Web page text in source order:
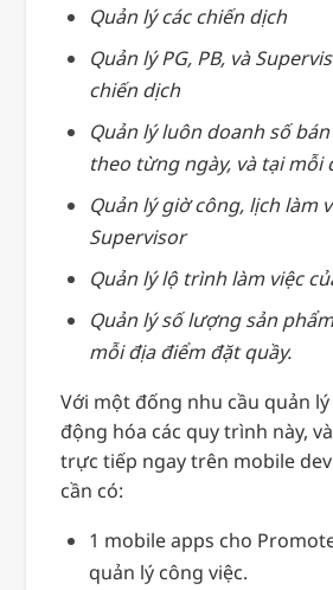
Quản lý các chiến dịch
Quản lý PG, PB, và
chiến dịch
Quản lý luôn doanh số
theo từng ngày, và tại mỗi
Quản lý giờ công, lịch làm
Supervisor
Quản lý lộ trình làm việc
Quản lý số lượng sản
mỗi địa điểm đặt quầy.
Với một đống nhu cầu quản
động hóa các quy trình này,
trực tiếp ngay trên mobile
cần có:
1 mobile apps cho
quản lý công việc.